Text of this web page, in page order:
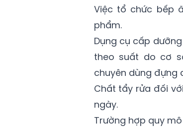
Việc tổ chức bếp
phẩm.
Dụng cụ cấp
theo suất do cơ
chuyên dùng đựng
Chất tẩy rửa đối
ngày.
Trường hợp quy